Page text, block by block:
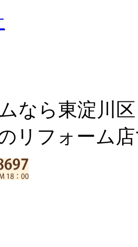
ムなら東淀
リフォーム